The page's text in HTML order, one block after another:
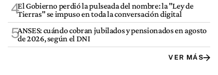
4El Gobierno perdió la pulseada del nombre: la "Ley de
Tierras" se impuso en toda la conversación digital
5ANSES: cuándo cobran jubilados y pensionados en agosto
de 2026, según el DNI
VER MÁS